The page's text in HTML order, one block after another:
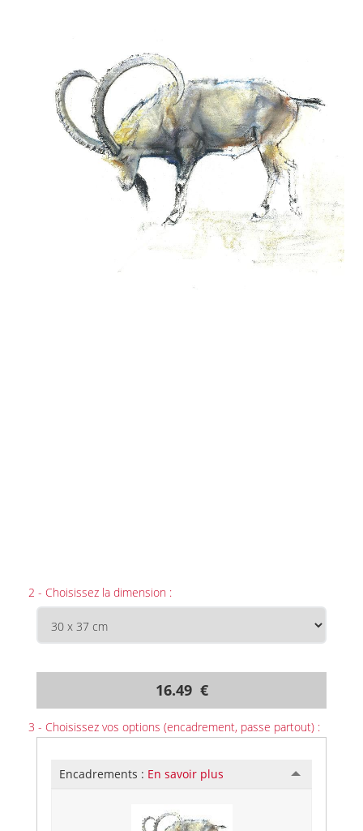
2 - Choisissez la dimension :
16.49 €
3 - Choisissez vos options (encadrement, passe partout) :
Encadrements : En savoir plus